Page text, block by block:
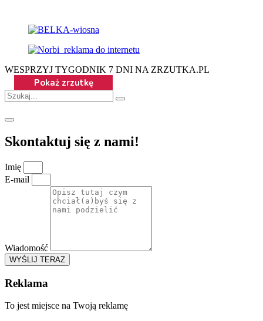
WESPRZYJ TYGODNIK 7 DNI NA ZRZUTKA.PL
Skontaktuj się z nami!
Imię
E-mail
Wiadomość
WYŚLIJ TERAZ
Reklama
To jest miejsce na Twoją reklamę